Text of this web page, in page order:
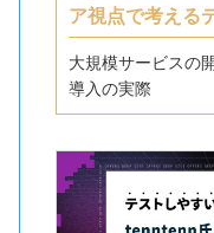
ア視点で考える
大規模サービスの
導入の実際